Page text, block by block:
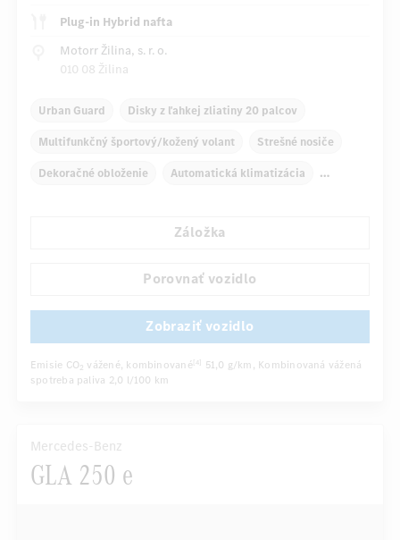
Plug-in Hybrid nafta
Motorr Žilina, s. r. o.
010 08 Žilina
Urban Guard Disky z ľahkej zliatiny 20 palcov
Multifunkčný športový/kožený volant Strešné nosiče
Dekoračné obloženie Automatická klimatizácia
Snímač dažďa
Záložka
Porovnať vozidlo
Zobraziť vozidlo
Emisie CO2 vážené, kombinované [4] 51,0 g/km, Kombinovaná vážená
spotreba paliva 2,0 l/100 km
Mercedes-Benz
GLA 250 e